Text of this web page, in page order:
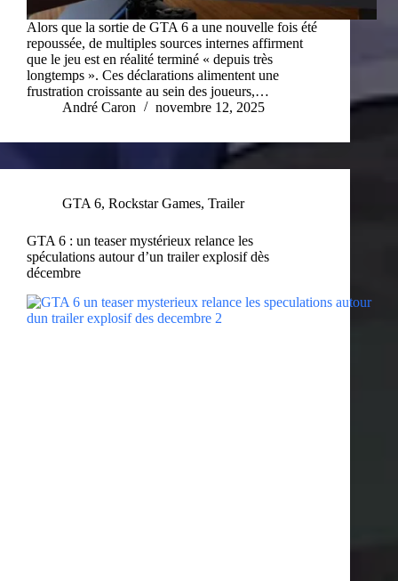
Alors que la sortie de GTA 6 a une nouvelle fois été
repoussée, de multiples sources internes affirment
que le jeu est en réalité terminé « depuis très
longtemps ». Ces déclarations alimentent une
frustration croissante au sein des joueurs,…
André Caron
novembre 12, 2025
GTA 6, Rockstar Games, Trailer
GTA 6 : un teaser mystérieux relance les
spéculations autour d’un trailer explosif dès
décembre